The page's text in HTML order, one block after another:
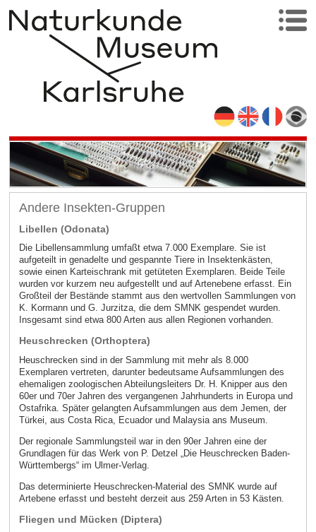
Andere Insekten-Gruppen
Libellen (Odonata)
Die Libellensammlung umfaßt etwa 7.000 Exemplare. Sie ist
aufgeteilt in genadelte und gespannte Tiere in Insektenkästen,
sowie einen Karteischrank mit getüteten Exemplaren. Beide Teile
wurden vor kurzem neu aufgestellt und auf Artenebene erfasst. Ein
Großteil der Bestände stammt aus den wertvollen Sammlungen von
K. Kormann und G. Jurzitza, die dem SMNK gespendet wurden.
Insgesamt sind etwa 800 Arten aus allen Regionen vorhanden.
Heuschrecken (Orthoptera)
Heuschrecken sind in der Sammlung mit mehr als 8.000
Exemplaren vertreten, darunter bedeutsame Aufsammlungen des
ehemaligen zoologischen Abteilungsleiters Dr. H. Knipper aus den
60er und 70er Jahren des vergangenen Jahrhunderts in Europa und
Ostafrika. Später gelangten Aufsammlungen aus dem Jemen, der
Türkei, aus Costa Rica, Ecuador und Malaysia ans Museum.
Der regionale Sammlungsteil war in den 90er Jahren eine der
Grundlagen für das Werk von P. Detzel „Die Heuschrecken Baden-
Württembergs“ im Ulmer-Verlag.
Das determinierte Heuschrecken-Material des SMNK wurde auf
Artebene erfasst und besteht derzeit aus 259 Arten in 53 Kästen.
Fliegen und Mücken (Diptera)